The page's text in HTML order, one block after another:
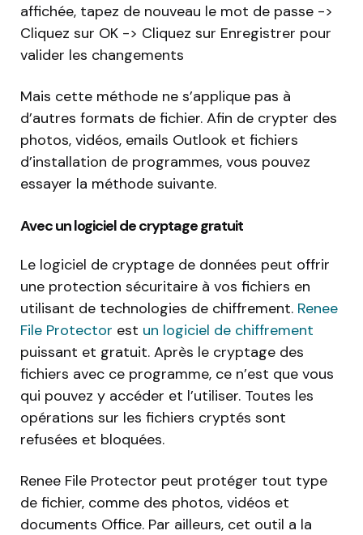
affichée, tapez de nouveau le mot de passe ->
Cliquez sur OK -> Cliquez sur Enregistrer pour
valider les changements
Mais cette méthode ne s’applique pas à
d’autres formats de fichier. Afin de crypter des
photos, vidéos, emails Outlook et fichiers
d’installation de programmes, vous pouvez
essayer la méthode suivante.
Avec un logiciel de cryptage gratuit
Le logiciel de cryptage de données peut offrir
une protection sécuritaire à vos fichiers en
utilisant de technologies de chiffrement. Renee
File Protector est un logiciel de chiffrement
puissant et gratuit. Après le cryptage des
fichiers avec ce programme, ce n’est que vous
qui pouvez y accéder et l’utiliser. Toutes les
opérations sur les fichiers cryptés sont
refusées et bloquées.
Renee File Protector peut protéger tout type
de fichier, comme des photos, vidéos et
documents Office. Par ailleurs, cet outil a la